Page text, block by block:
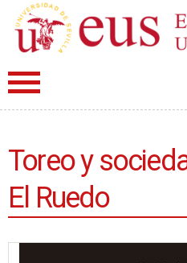
Toreo y
El Ruedo